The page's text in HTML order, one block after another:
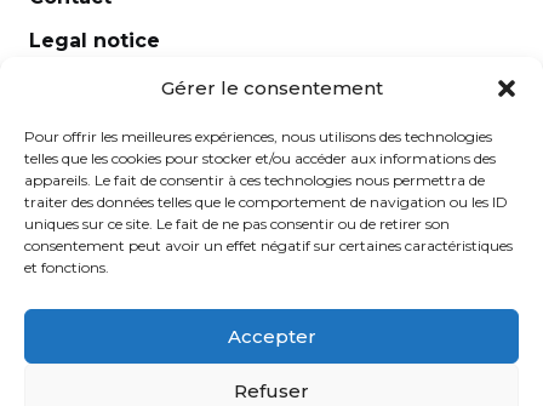
Gérer le consentement
Pour offrir les meilleures expériences, nous utilisons des technologies
telles que les cookies pour stocker et/ou accéder aux informations des
appareils. Le fait de consentir à ces technologies nous permettra de
traiter des données telles que le comportement de navigation ou les ID
uniques sur ce site. Le fait de ne pas consentir ou de retirer son
consentement peut avoir un effet négatif sur certaines caractéristiques
et fonctions.
Accepter
Refuser
Legal notice
Caroline de Vibraye